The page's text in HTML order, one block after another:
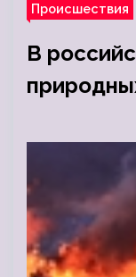
Происшествия
В